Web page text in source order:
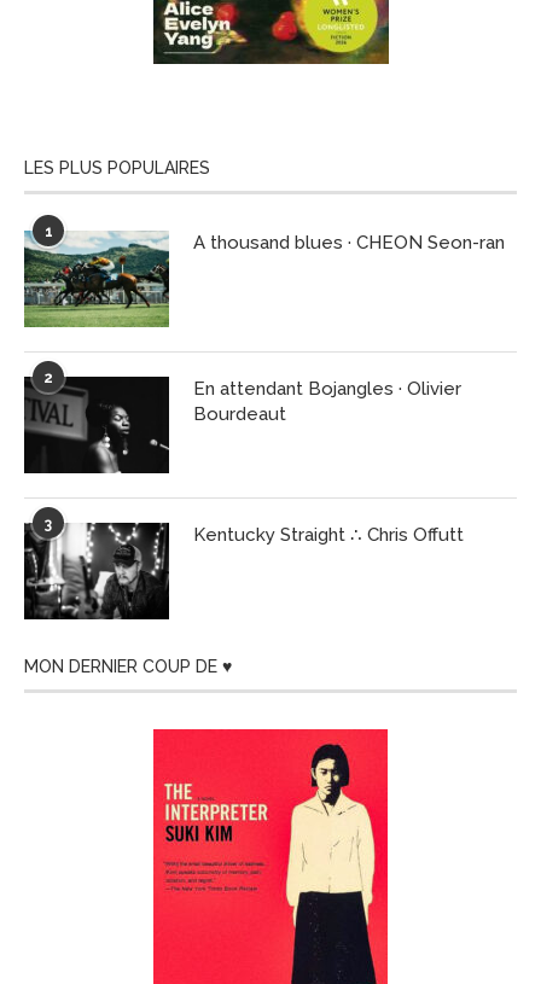
LES PLUS POPULAIRES
1 A thousand blues · CHEON Seon-ran
2
En attendant Bojangles · Olivier
Bourdeaut
3 Kentucky Straight ∴ Chris Offutt
MON DERNIER COUP DE ♥